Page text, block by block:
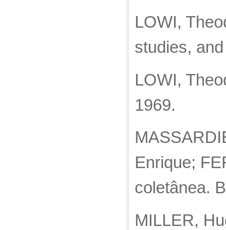
LOWI,
studies,
LOWI,
1969.
Enrique;
coletânea.
MILLER,